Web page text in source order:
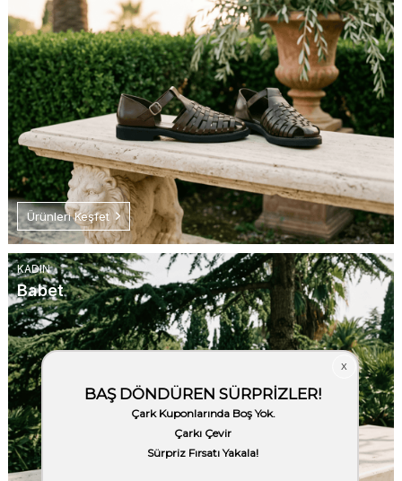
Ürünleri Keşfet
KADIN
Babet